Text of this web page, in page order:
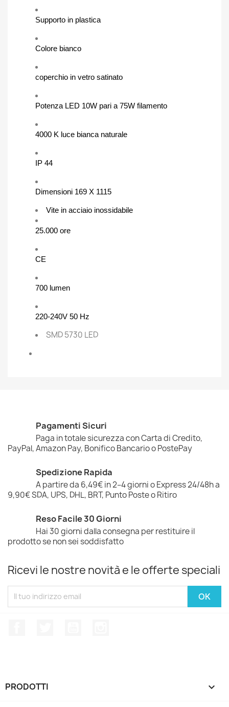
Supporto in plastica
Colore bianco
coperchio in vetro satinato
Potenza LED 10W pari a 75W filamento
4000 K luce bianca naturale
IP 44
Dimensioni 169 X 1115
Vite in acciaio inossidabile
25.000 ore
CE
700 lumen
220-240V 50 Hz
SMD 5730 LED
Pagamenti Sicuri
Paga in totale sicurezza con Carta di Credito,
PayPal, Amazon Pay, Bonifico Bancario o PostePay
Spedizione Rapida
A partire da 6,49€ in 2–4 giorni o Express 24/48h a
9,90€ SDA, UPS, DHL, BRT, Punto Poste o Ritiro
Reso Facile 30 Giorni
Hai 30 giorni dalla consegna per restituire il
prodotto se non sei soddisfatto
Ricevi le nostre novità e le offerte speciali
PRODOTTI 